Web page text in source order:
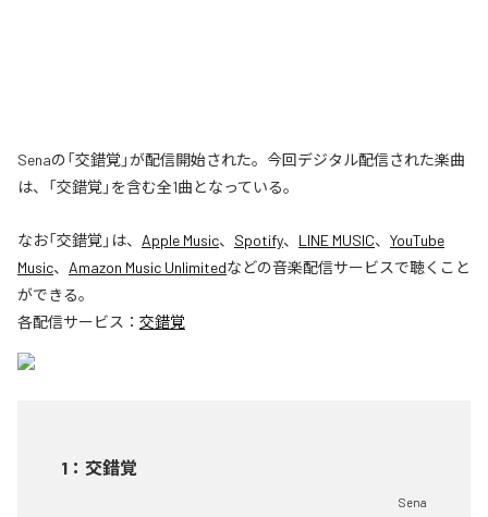
Senaの「交錯覚」が配信開始された。今回デジタル配信された楽曲
は、「交錯覚」を含む全1曲となっている。
なお「交錯覚 」は、 Apple Music、 Spotify、 LINE MUSIC、 YouTube
Music、 Amazon Music Unlimitedなどの音楽配信サービスで聴くこと
ができる。
各配信サービス： 交錯覚
1 ： 交錯覚
Sena